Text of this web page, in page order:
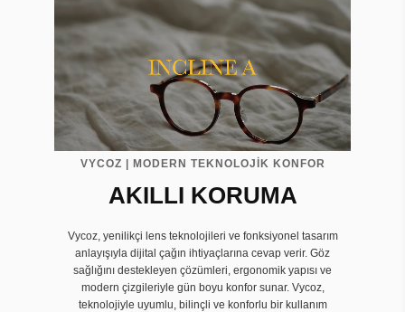
VYCOZ | MODERN TEKNOLOJİK KONFOR
AKILLI KORUMA
Vycoz, yenilikçi lens teknolojileri ve fonksiyonel tasarım
anlayışıyla dijital çağın ihtiyaçlarına cevap verir. Göz
sağlığını destekleyen çözümleri, ergonomik yapısı ve
modern çizgileriyle gün boyu konfor sunar. Vycoz,
teknolojiyle uyumlu, bilinçli ve konforlu bir kullanım